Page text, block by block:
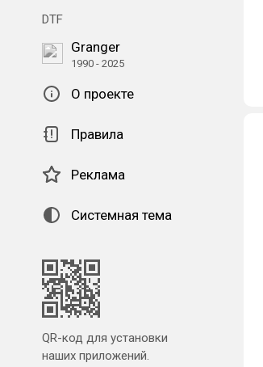
DTF
Granger
1990 - 2025
О проекте
Правила
Реклама
Системная тема
QR-код для установки
наших приложений.